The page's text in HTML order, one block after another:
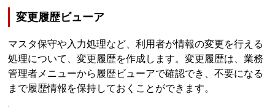
変更履歴ビューア
マスタ保守や入力処理など、利用者が情報の変更を行える
処理について、変更履歴を作成します。変更履歴は、業務
管理者メニューから履歴ビューアで確認でき、不要になる
まで履歴情報を保持しておくことができます。